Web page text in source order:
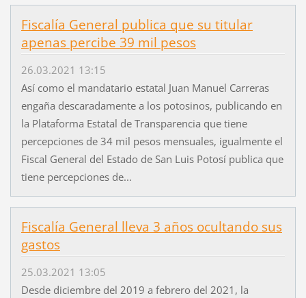
Fiscalía General publica que su titular
apenas percibe 39 mil pesos
26.03.2021 13:15
Así como el mandatario estatal Juan Manuel Carreras
engaña descaradamente a los potosinos, publicando en
la Plataforma Estatal de Transparencia que tiene
percepciones de 34 mil pesos mensuales, igualmente el
Fiscal General del Estado de San Luis Potosí publica que
tiene percepciones de...
Fiscalía General lleva 3 años ocultando sus
gastos
25.03.2021 13:05
Desde diciembre del 2019 a febrero del 2021, la